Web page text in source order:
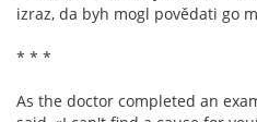
izraz, da byh mogl povědati go
* * *
As the doctor completed an